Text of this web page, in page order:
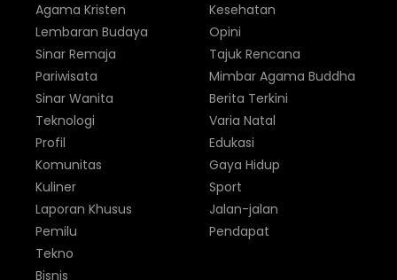
Agama Kristen
Lembaran Budaya
Sinar Remaja
Pariwisata
Sinar Wanita
Kesehatan
Opini
Tajuk Rencana
Mimbar Agama Buddha
Berita Terkini
Teknologi
Profil
Komunitas
Kuliner
Laporan Khusus
Pemilu
Varia Natal
Edukasi
Gaya Hidup
Sport
Jalan-jalan
Pendapat
Tekno
Bisnis